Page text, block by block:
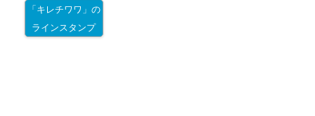
「キレチワワ」の
ラインスタンプ